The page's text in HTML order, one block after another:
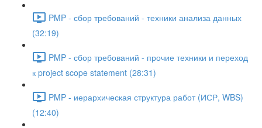
PMP - сбор требований - техники анализа данных
(32:19)
PMP - сбор требований - прочие техники и переход
к project scope statement (28:31)
PMP - иерархическая структура работ (ИСР, WBS)
(12:40)